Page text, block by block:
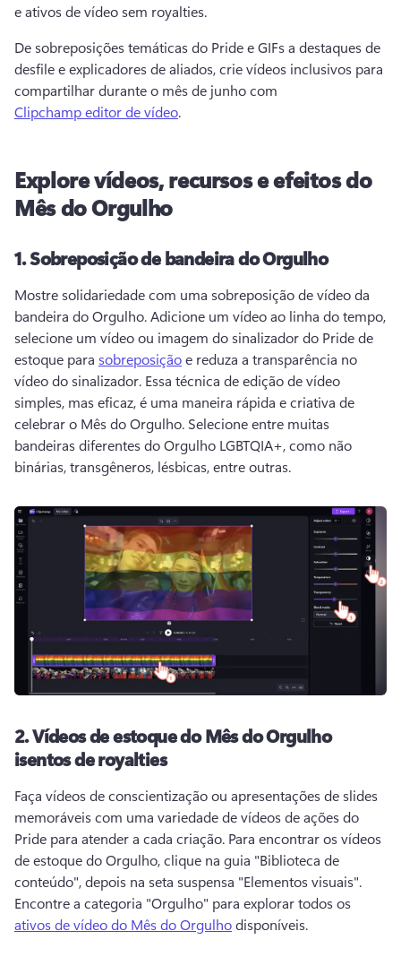
e ativos de vídeo sem royalties.
De sobreposições temáticas do Pride e GIFs a destaques de
desfile e explicadores de aliados, crie vídeos inclusivos para
compartilhar durante o mês de junho com
Clipchamp editor de vídeo.
Explore vídeos, recursos e efeitos do
Mês do Orgulho
1.Sobreposição de bandeira do Orgulho
Mostre solidariedade com uma sobreposição de vídeo da
bandeira do Orgulho. Adicione um vídeo ao linha do tempo,
selecione um vídeo ou imagem do sinalizador do Pride de
estoque para sobreposição e reduza a transparência no
vídeo do sinalizador. Essa técnica de edição de vídeo
simples, mas eficaz, é uma maneira rápida e criativa de
celebrar o Mês do Orgulho. Selecione entre muitas
bandeiras diferentes do Orgulho LGBTQIA+, como não
binárias, transgêneros, lésbicas, entre outras.
2.Vídeos de estoque do Mês do Orgulho
isentos de royalties
Faça vídeos de conscientização ou apresentações de slides
memoráveis com uma variedade de vídeos de ações do
Pride para atender a cada criação. Para encontrar os vídeos
de estoque do Orgulho, clique na guia "Biblioteca de
Encontre a categoria "Orgulho" para explorar todos os
ativos de vídeo do Mês do Orgulho disponíveis.